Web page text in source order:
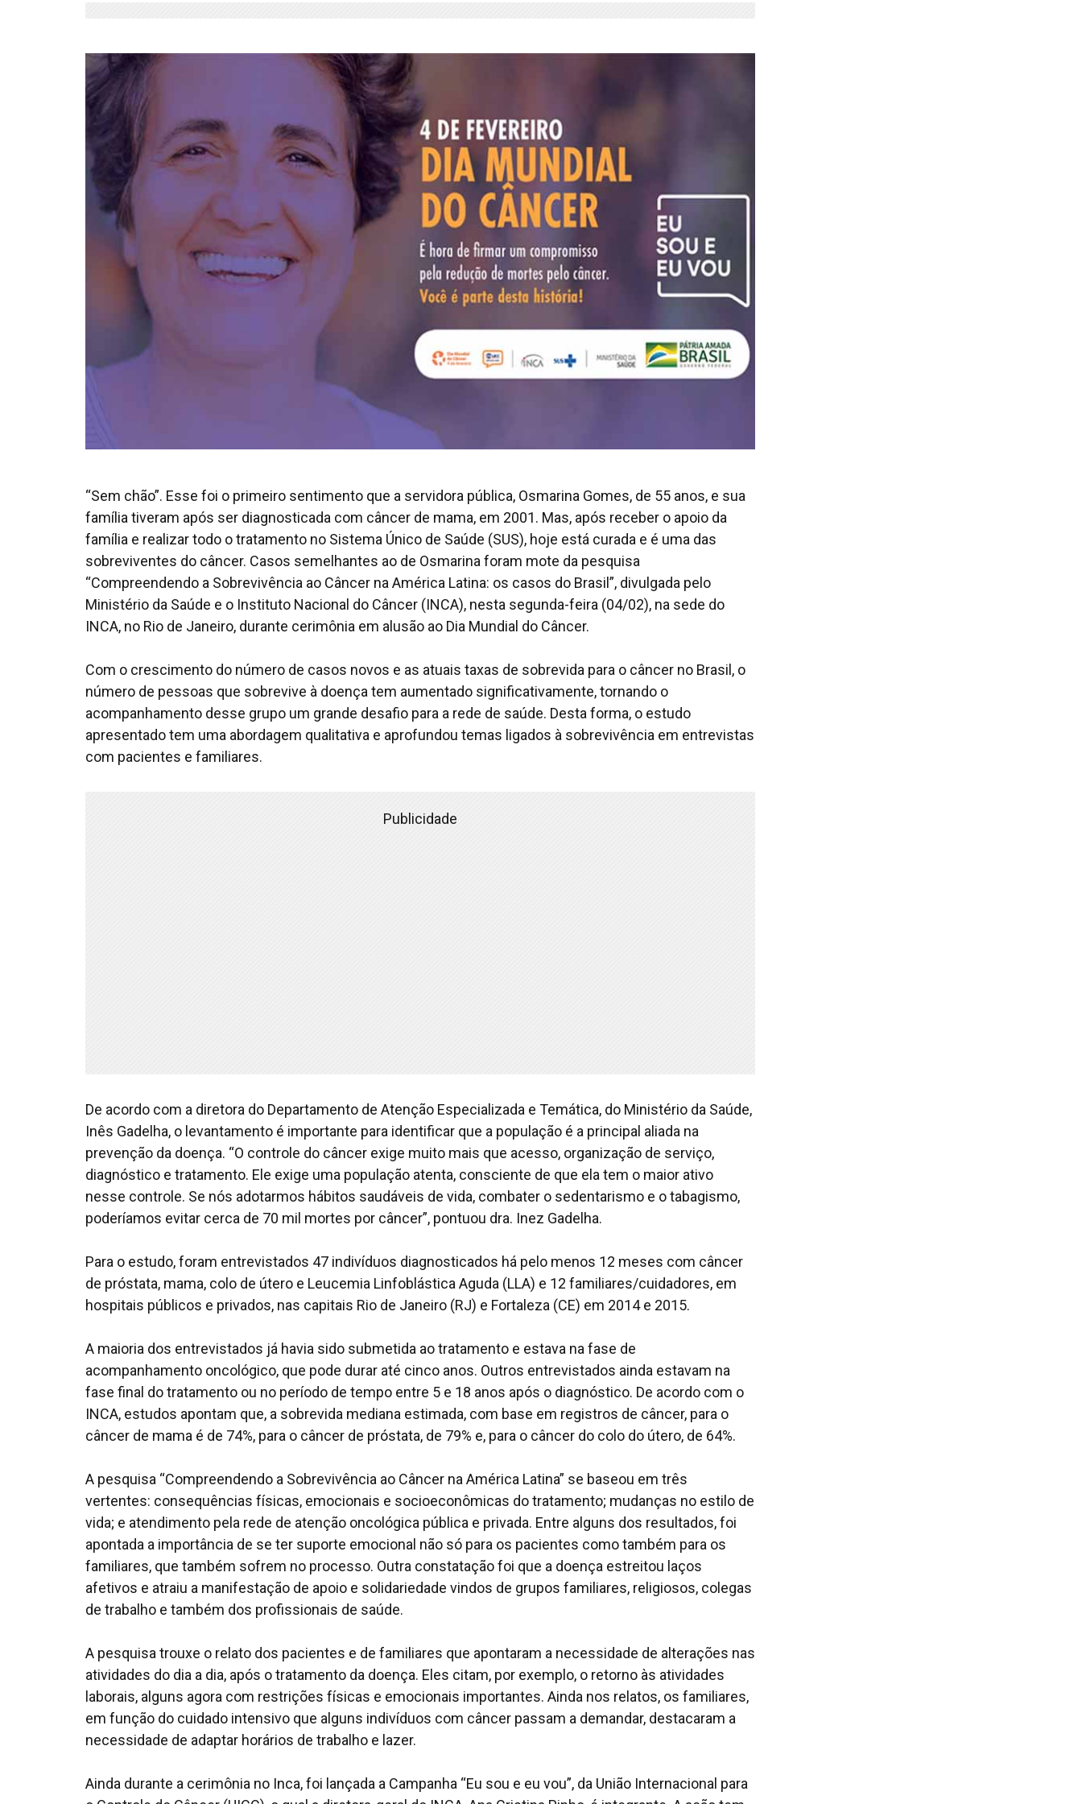
“Sem chão”. Esse foi o primeiro sentimento que a servidora pública, Osmarina Gomes, de 55 anos, e sua
família tiveram após ser diagnosticada com câncer de mama, em 2001. Mas, após receber o apoio da
família e realizar todo o tratamento no Sistema Único de Saúde (SUS), hoje está curada e é uma das
sobreviventes do câncer. Casos semelhantes ao de Osmarina foram mote da pesquisa
“Compreendendo a Sobrevivência ao Câncer na América Latina: os casos do Brasil”, divulgada pelo
Ministério da Saúde e o Instituto Nacional do Câncer (INCA), nesta segunda-feira (04/02), na sede do
INCA, no Rio de Janeiro, durante cerimônia em alusão ao Dia Mundial do Câncer.
Com o crescimento do número de casos novos e as atuais taxas de sobrevida para o câncer no Brasil, o
número de pessoas que sobrevive à doença tem aumentado significativamente, tornando o
acompanhamento desse grupo um grande desafio para a rede de saúde. Desta forma, o estudo
apresentado tem uma abordagem qualitativa e aprofundou temas ligados à sobrevivência em entrevistas
com pacientes e familiares.
Publicidade
De acordo com a diretora do Departamento de Atenção Especializada e Temática, do Ministério da Saúde,
Inês Gadelha, o levantamento é importante para identificar que a população é a principal aliada na
prevenção da doença. “O controle do câncer exige muito mais que acesso, organização de serviço,
diagnóstico e tratamento. Ele exige uma população atenta, consciente de que ela tem o maior ativo
nesse controle. Se nós adotarmos hábitos saudáveis de vida, combater o sedentarismo e o tabagismo,
poderíamos evitar cerca de 70 mil mortes por câncer”, pontuou dra. Inez Gadelha.
Para o estudo, foram entrevistados 47 indivíduos diagnosticados há pelo menos 12 meses com câncer
de próstata, mama, colo de útero e Leucemia Linfoblástica Aguda (LLA) e 12 familiares/cuidadores, em
hospitais públicos e privados, nas capitais Rio de Janeiro (RJ) e Fortaleza (CE) em 2014 e 2015.
A maioria dos entrevistados já havia sido submetida ao tratamento e estava na fase de
acompanhamento oncológico, que pode durar até cinco anos. Outros entrevistados ainda estavam na
fase final do tratamento ou no período de tempo entre 5 e 18 anos após o diagnóstico. De acordo com o
INCA, estudos apontam que, a sobrevida mediana estimada, com base em registros de câncer, para o
câncer de mama é de 74%, para o câncer de próstata, de 79% e, para o câncer do colo do útero, de 64%.
A pesquisa “Compreendendo a Sobrevivência ao Câncer na América Latina” se baseou em três
vertentes: consequências físicas, emocionais e socioeconômicas do tratamento; mudanças no estilo de
vida; e atendimento pela rede de atenção oncológica pública e privada. Entre alguns dos resultados, foi
apontada a importância de se ter suporte emocional não só para os pacientes como também para os
familiares, que também sofrem no processo. Outra constatação foi que a doença estreitou laços
afetivos e atraiu a manifestação de apoio e solidariedade vindos de grupos familiares, religiosos, colegas
de trabalho e também dos profissionais de saúde.
A pesquisa trouxe o relato dos pacientes e de familiares que apontaram a necessidade de alterações nas
atividades do dia a dia, após o tratamento da doença. Eles citam, por exemplo, o retorno às atividades
laborais, alguns agora com restrições físicas e emocionais importantes. Ainda nos relatos, os familiares,
em função do cuidado intensivo que alguns indivíduos com câncer passam a demandar, destacaram a
necessidade de adaptar horários de trabalho e lazer.
Ainda durante a cerimônia no Inca, foi lançada a Campanha “Eu sou e eu vou”, da União Internacional para